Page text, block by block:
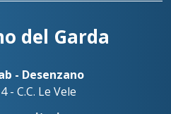
del Garda
- Desenzano
- C.C. Le Vele